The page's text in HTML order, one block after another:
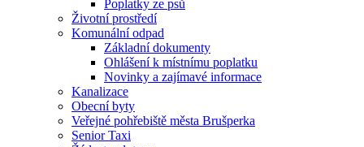
Poplatky ze psů
Životní prostředí
Komunální odpad
Základní dokumenty
Ohlášení k místnímu poplatku
Novinky a zajímavé informace
Kanalizace
Obecní byty
Veřejné pohřebiště města Brušperka
Senior Taxi